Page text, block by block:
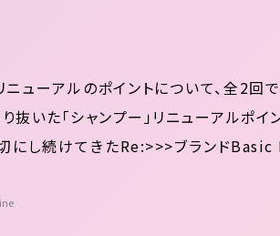
ューアルのポイントについて、全2回
抜いた「シャンプー」リニューアルポイ
にし続けてきたRe:>>>ブランド